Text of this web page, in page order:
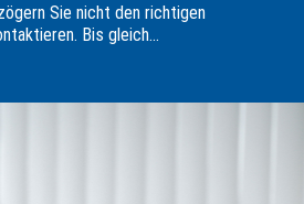
Sie nicht den richtigen
Bis gleich...